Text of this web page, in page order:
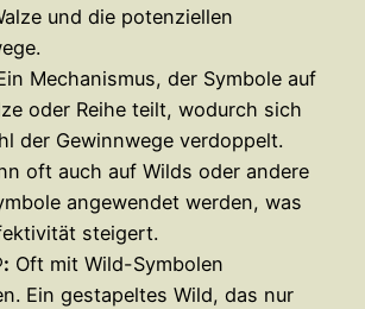
und die potenziellen
Mechanismus, der Symbole auf
oder Reihe teilt, wodurch sich
der Gewinnwege verdoppelt.
oft auch auf Wilds oder andere
angewendet werden, was
steigert.
Oft mit Wild-Symbolen
Ein gestapeltes Wild, das nur